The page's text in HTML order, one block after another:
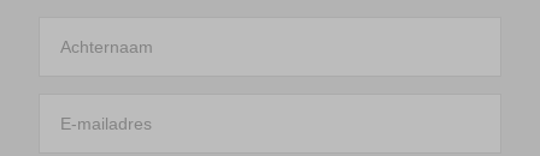
Achternaam
E-mailadres